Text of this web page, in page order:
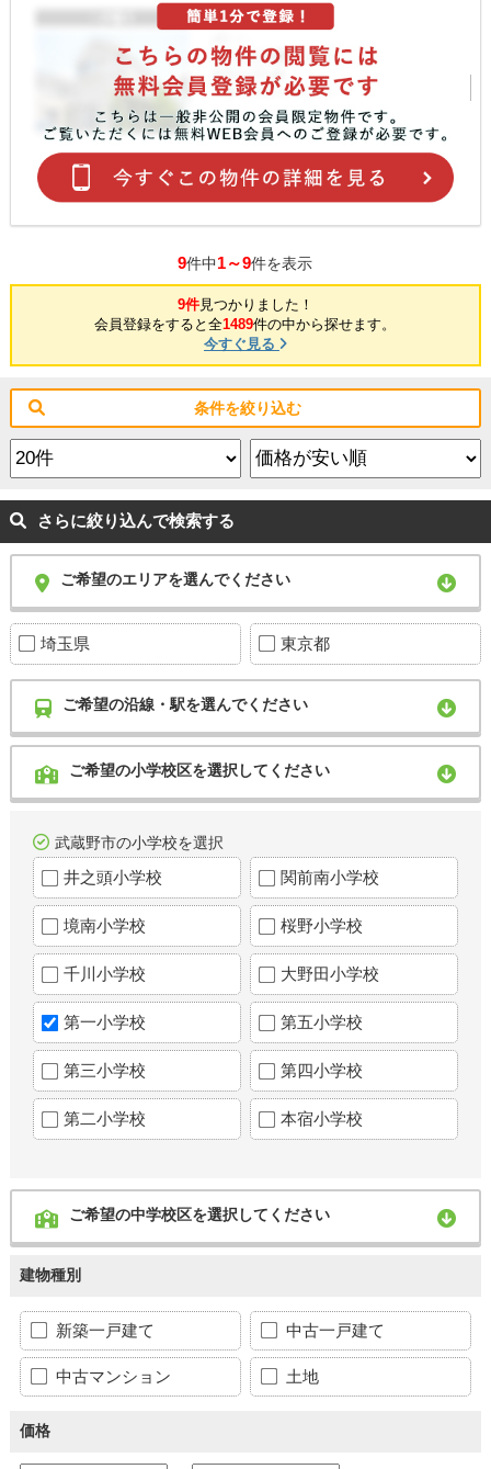
9件中1～9件を表示
9件見つかりました！
会員登録をすると全1489件の中から探せます。
今すぐ見る
条件を絞り込む
さらに絞り込んで検索する
ご希望のエリアを選んでください
埼玉県 東京都
ご希望の沿線・駅を選んでください
ご希望の小学校区を選択してください
武蔵野市の小学校を選択
井之頭小学校 関前南小学校
境南小学校 桜野小学校
千川小学校 大野田小学校
第一小学校 第五小学校
第三小学校 第四小学校
第二小学校 本宿小学校
ご希望の中学校区を選択してください
建物種別
新築一戸建て 中古一戸建て
中古マンション 土地
価格